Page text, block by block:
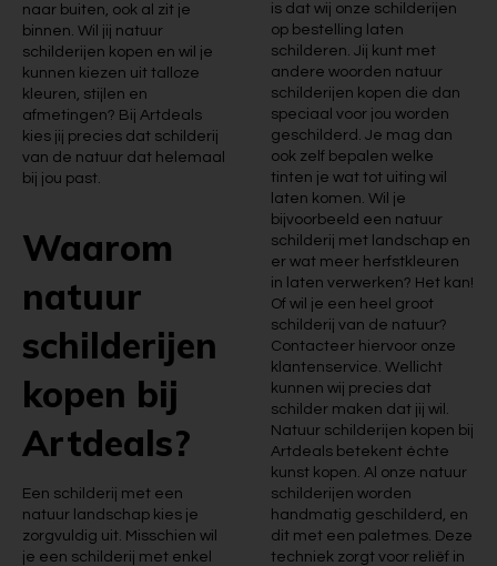
naar buiten, ook al zit je
binnen. Wil jij natuur
schilderijen kopen en wil je
kunnen kiezen uit talloze
kleuren, stijlen en
afmetingen? Bij Artdeals
kies jij precies dat schilderij
van de natuur dat helemaal
bij jou past.
Waarom
natuur
schilderijen
kopen bij
Artdeals?
Een schilderij met een
natuur landschap kies je
zorgvuldig uit. Misschien wil
je een schilderij met enkel
is dat wij onze schilderijen
op bestelling laten
schilderen. Jij kunt met
andere woorden natuur
schilderijen kopen die dan
speciaal voor jou worden
geschilderd. Je mag dan
ook zelf bepalen welke
tinten je wat tot uiting wil
laten komen. Wil je
bijvoorbeeld een natuur
schilderij met landschap en
er wat meer herfstkleuren
in laten verwerken? Het kan!
Of wil je een heel groot
schilderij van de natuur?
Contacteer hiervoor onze
klantenservice. Wellicht
kunnen wij precies dat
schilder maken dat jij wil.
Natuur schilderijen kopen bij
Artdeals betekent échte
kunst kopen. Al onze natuur
schilderijen worden
handmatig geschilderd, en
dit met een paletmes. Deze
techniek zorgt voor reliëf in